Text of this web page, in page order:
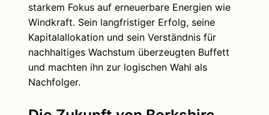
starkem Fokus auf erneuerbare Energien wie
Windkraft. Sein langfristiger Erfolg, seine
Kapitalallokation und sein Verständnis für
nachhaltiges Wachstum überzeugten Buffett
und machten ihn zur logischen Wahl als
Nachfolger.